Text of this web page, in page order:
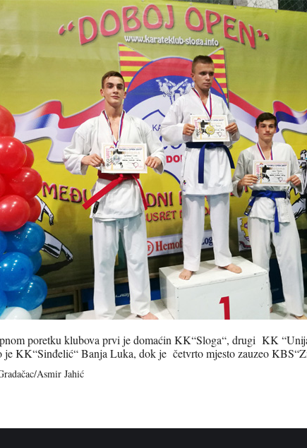
poretku klubova prvi je domaćin KK“Sloga“, drugi KK
je KK“Sinđelić“ Banja Luka, dok je četvrto mjesto zauzeo
Asmir Jahić